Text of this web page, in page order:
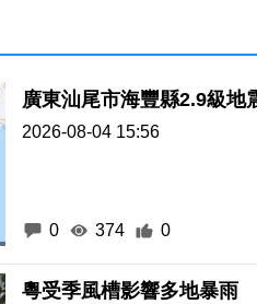
廣東汕尾市海豐縣2.9級地
2026-08-04 15:56
0 374 0
粵受季風槽影響多地暴雨